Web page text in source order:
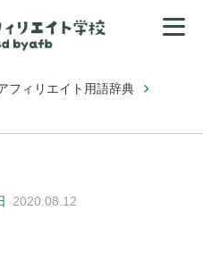
フィリエイト用語辞典
2020.08.12